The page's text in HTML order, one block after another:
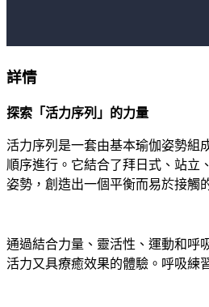
詳情
探索「活力序列」的力量
活力序列是一套由基本瑜伽姿勢組
順序進行。它結合了拜日式、站立
姿勢，創造出一個平衡而易於接觸
通過結合力量、靈活性、運動和呼
活力又具療癒效果的體驗。呼吸練